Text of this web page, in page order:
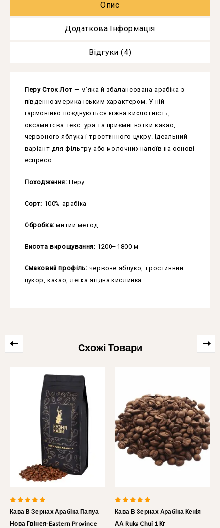
Опис
Додаткова Інформація
Відгуки (4)
Перу Сток Лот — м’яка й збалансована арабіка з
південноамериканським характером. У ній
гармонійно поєднуються ніжна кислотність,
оксамитова текстура та приємні нотки какао,
червоного яблука і тростинного цукру. Ідеальний
варіант для фільтру або молочних напоїв на основі
еспресо.
Походження: Перу
Сорт: 100% арабіка
Обробка: митий метод
Висота вирощування: 1200–1800 м
Смаковий профіль: червоне яблуко, тростинний
цукор, какао, легка ягідна кислинка
Схожі Товари
5.00
Кава В Зернах Арабіка Папуа
Нова Гвінея-Eastern Province
5.00
Кава В Зернах Арабіка Кенія
АА Ruka Chui 1 Кг